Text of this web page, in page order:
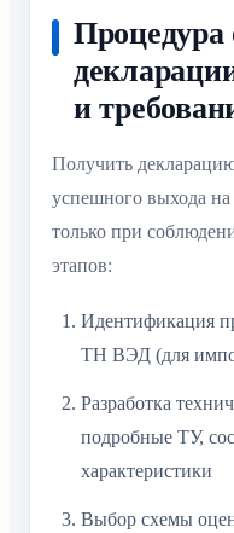
и
Получить
успешного выхода
только при
этапов:
Идентификация
ТН ВЭД (для
Разработка
подробные ТУ,
характеристики
Выбор схемы